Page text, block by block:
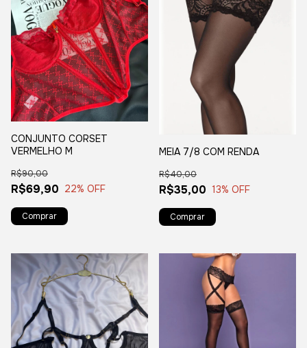
CONJUNTO CORSET
VERMELHO M
R$69,90
R$90,00
22% OFF
MEIA 7/8 COM RENDA
R$35,00
R$40,00
13% OFF